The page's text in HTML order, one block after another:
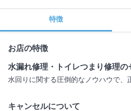
特徴
お店の特徴
水漏れ修理・トイレつまり修理の
水回りに関する圧倒的なノウハウで、
キャンセルについて